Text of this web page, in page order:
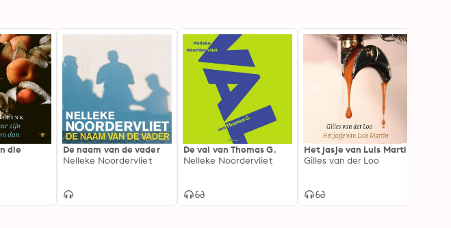
die
De naam van de vader
Nelleke Noordervliet
De val van Thomas G.
Nelleke Noordervliet
Het jasje van Luis Martin
Gilles van der Loo